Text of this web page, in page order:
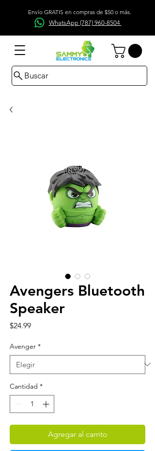
Envío GRATIS en compras de $50 o más.
WhatsApp (787) 960-8504
Buscar
Avengers Bluetooth
Speaker
$24.99Precio
Avenger *
Cantidad *
Agregar al carrito